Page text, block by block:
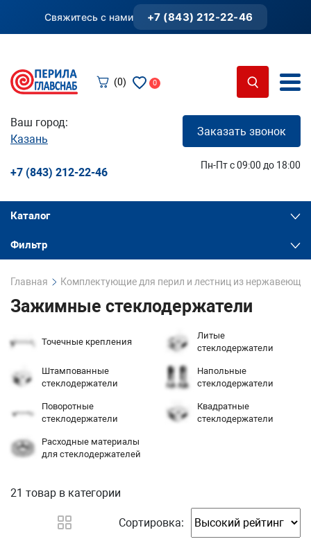
Свяжитесь с нами +7 (843) 212-22-46
(0) 0
Ваш город:
Казань
Заказать звонок
+7 (843) 212-22-46
Пн-Пт с 09:00 до 18:00
Каталог
Фильтр
Главная Комплектующие для перил и лестниц из
Зажимные стеклодержатели
Точечные крепления
Литые
стеклодержатели
Штампованные
стеклодержатели
Напольные
стеклодержатели
Поворотные
стеклодержатели
Квадратные
стеклодержатели
Расходные материалы
для стеклодержателей
21 товар в категории
Сортировка: